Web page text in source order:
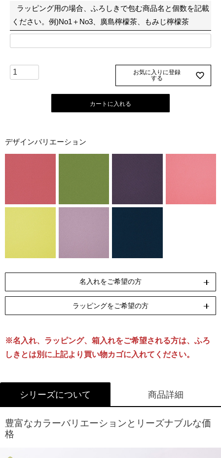
)
ラッピング用の場合、ふろしきで包む商品名と個数を記載
ください。例)No1＋No3、廣島檸檬茶、もみじ檸檬茶
お気に入りに登録
する
カートに入れる
デザインバリエーション
名入れをご希望の方
ラッピングをご希望の方
リボン包装
[無料]
のし包装
[無料]
箱Sサイズ
[有料]
※名入れ、ラッピング、箱入れをご希望される方は、ふろ
しきとは別に上記より買い物カゴに入れてください。
シリーズについて 商品詳細
豊富なカラーバリエーションとリーズナブルな価
格